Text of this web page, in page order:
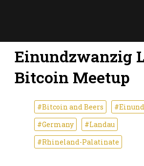
Einundzwanzig
Bitcoin Meetup
#Bitcoin and Beers
#Germany
#Landau
#Rhineland-Palatinate